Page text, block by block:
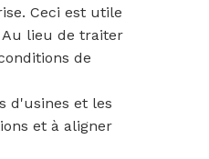
Ceci est utile
Au lieu de traiter
de
d'usines et les
et à aligner